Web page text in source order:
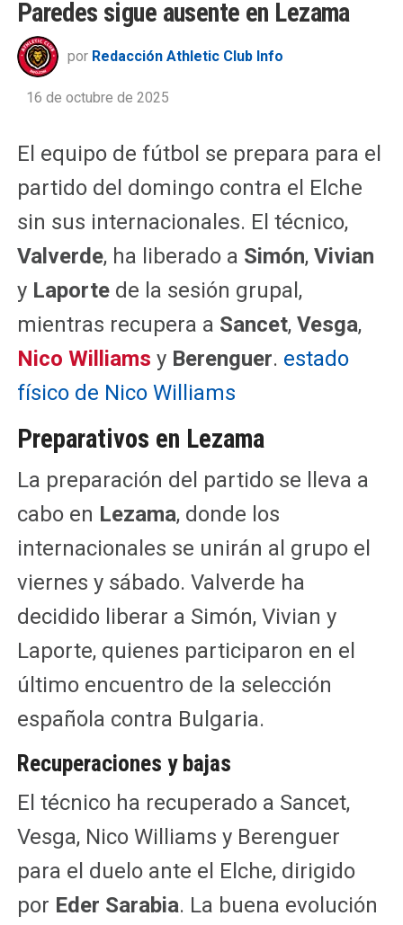
Paredes sigue ausente en Lezama
por Redacción Athletic Club Info
16 de octubre de 2025
El equipo de fútbol se prepara para el
partido del domingo contra el Elche
sin sus internacionales. El técnico,
Valverde, ha liberado a Simón, Vivian
y Laportede la sesión grupal,
mientras recupera a Sancet, Vesga,
Nico Williams y Berenguer. estado
físico de Nico Williams
Preparativos en Lezama
La preparación del partido se lleva a
cabo en Lezama, donde los
internacionales se unirán al grupo el
viernes y sábado. Valverde ha
decidido liberar a Simón, Vivian y
Laporte, quienes participaron en el
último encuentro de la selección
española contra Bulgaria.
Recuperaciones y bajas
El técnico ha recuperado a Sancet,
Vesga, Nico Williams y Berenguer
para el duelo ante el Elche, dirigido
por Eder Sarabia. La buena evolución